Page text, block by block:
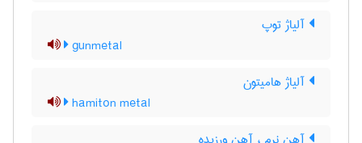
آلیاژ توپ
gunmetal
آلیاژ هامیتون
hamiton metal